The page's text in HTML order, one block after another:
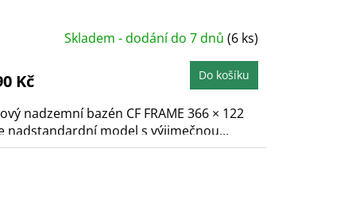
Skladem - dodání do 7 dnů (6 ks)
Kč Do košíku
nadzemní bazén CF FRAME 366 × 122
nadstandardní model s výjimečnou...